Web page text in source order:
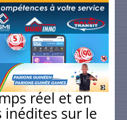
réel et en
sur le